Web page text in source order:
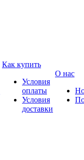
Как купить
Условия
оплаты
Условия
доставки
О нас